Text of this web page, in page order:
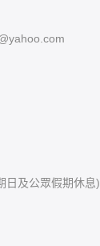
日及公眾假期休息)